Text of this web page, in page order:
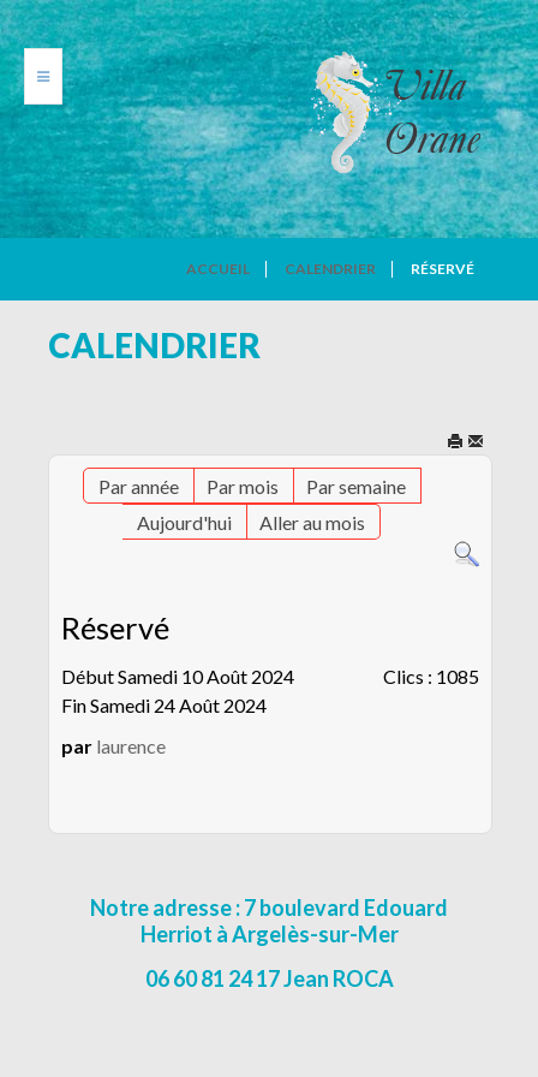
AVIS DE VACANCIERS
CONTACT
ACCUEIL CALENDRIER RÉSERVÉ
CALENDRIER
Par année Par mois
Par semaine
Aujourd'hui
Aller au mois
Réservé
Début Samedi 10 Août 2024
Fin Samedi 24 Août 2024
Clics : 1085
par laurence
Notre adresse : 7 boulevard Edouard
Herriot à Argelès-sur-Mer
06 60 81 24 17 Jean ROCA